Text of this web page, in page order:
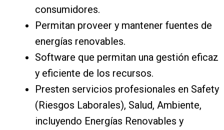
consumidores.
Permitan proveer y mantener fuentes de
energías renovables.
Software que permitan una gestión eficaz
y eficiente de los recursos.
Presten servicios profesionales en Safety
(Riesgos Laborales), Salud, Ambiente,
incluyendo Energías Renovables y